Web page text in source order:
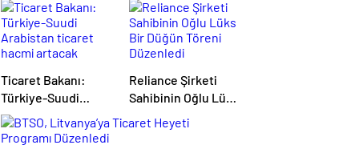
Ticaret Bakanı:
Türkiye-Suudi
Arabistan ticaret
hacmi artacak
Reliance Şirketi
Sahibinin Oğlu Lüks
Bir Düğün Töreni
Düzenledi